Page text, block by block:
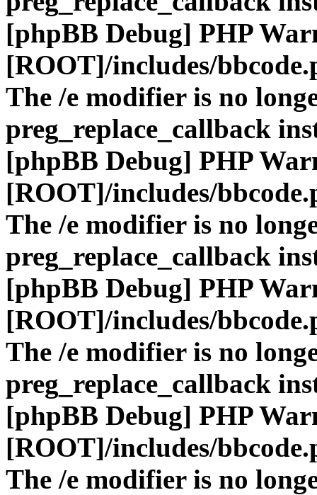
[phpBB Debug] PHP
[ROOT]/includes/
The /e modifier is no
preg_replace_callback
[phpBB Debug] PHP
[ROOT]/includes/
The /e modifier is no
preg_replace_callback
[phpBB Debug] PHP
[ROOT]/includes/
The /e modifier is no
preg_replace_callback
[phpBB Debug] PHP
[ROOT]/includes/
The /e modifier is no